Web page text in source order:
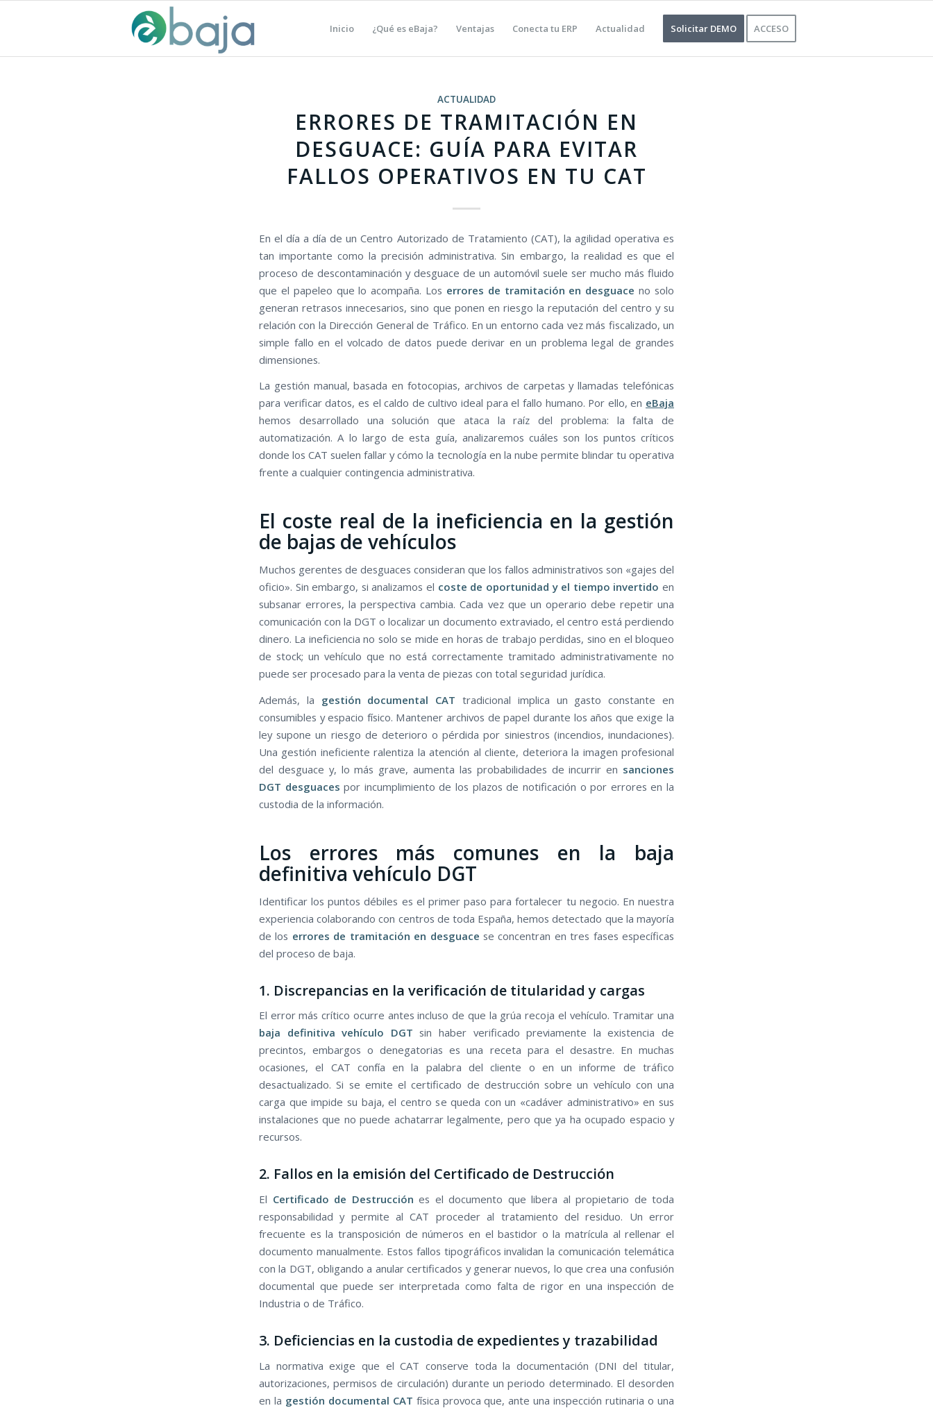
Inicio ¿Qué es eBaja? Ventajas Conecta tu ERP Actualidad Solicitar DEMO ACCESO
ACTUALIDAD
ERRORES DE TRAMITACIÓN EN
DESGUACE: GUÍA PARA EVITAR
FALLOS OPERATIVOS EN TU CAT
En el día a día de un Centro Autorizado de Tratamiento (CAT), la agilidad operativa es
tan importante como la precisión administrativa. Sin embargo, la realidad es que el
proceso de descontaminación y desguace de un automóvil suele ser mucho más fluido
que el papeleo que lo acompaña. Los errores de tramitación en desguace no solo
generan retrasos innecesarios, sino que ponen en riesgo la reputación del centro y su
relación con la Dirección General de Tráfico. En un entorno cada vez más fiscalizado, un
simple fallo en el volcado de datos puede derivar en un problema legal de grandes
dimensiones.
La gestión manual, basada en fotocopias, archivos de carpetas y llamadas telefónicas
para verificar datos, es el caldo de cultivo ideal para el fallo humano. Por ello, en eBaja
hemos desarrollado una solución que ataca la raíz del problema: la falta de
automatización. A lo largo de esta guía, analizaremos cuáles son los puntos críticos
donde los CAT suelen fallar y cómo la tecnología en la nube permite blindar tu operativa
frente a cualquier contingencia administrativa.
El coste real de la ineficiencia en la gestión
de bajas de vehículos
Muchos gerentes de desguaces consideran que los fallos administrativos son «gajes del
oficio». Sin embargo, si analizamos el coste de oportunidad y el tiempo invertido en
subsanar errores, la perspectiva cambia. Cada vez que un operario debe repetir una
comunicación con la DGT o localizar un documento extraviado, el centro está perdiendo
dinero. La ineficiencia no solo se mide en horas de trabajo perdidas, sino en el bloqueo
de stock; un vehículo que no está correctamente tramitado administrativamente no
puede ser procesado para la venta de piezas con total seguridad jurídica.
Además, la gestión documental CAT tradicional implica un gasto constante en
consumibles y espacio físico. Mantener archivos de papel durante los años que exige la
ley supone un riesgo de deterioro o pérdida por siniestros (incendios, inundaciones).
Una gestión ineficiente ralentiza la atención al cliente, deteriora la imagen profesional
del desguace y, lo más grave, aumenta las probabilidades de incurrir en sanciones
DGT desguaces por incumplimiento de los plazos de notificación o por errores en la
custodia de la información.
Los errores más comunes en la baja
definitiva vehículo DGT
Identificar los puntos débiles es el primer paso para fortalecer tu negocio. En nuestra
experiencia colaborando con centros de toda España, hemos detectado que la mayoría
de los errores de tramitación en desguace se concentran en tres fases específicas
del proceso de baja.
1. Discrepancias en la verificación de titularidad y cargas
El error más crítico ocurre antes incluso de que la grúa recoja el vehículo. Tramitar una
baja definitiva vehículo DGT sin haber verificado previamente la existencia de
precintos, embargos o denegatorias es una receta para el desastre. En muchas
ocasiones, el CAT confía en la palabra del cliente o en un informe de tráfico
desactualizado. Si se emite el certificado de destrucción sobre un vehículo con una
carga que impide su baja, el centro se queda con un «cadáver administrativo» en sus
instalaciones que no puede achatarrar legalmente, pero que ya ha ocupado espacio y
recursos.
2. Fallos en la emisión del Certificado de Destrucción
El Certificado de Destrucción es el documento que libera al propietario de toda
responsabilidad y permite al CAT proceder al tratamiento del residuo. Un error
frecuente es la transposición de números en el bastidor o la matrícula al rellenar el
documento manualmente. Estos fallos tipográficos invalidan la comunicación telemática
con la DGT, obligando a anular certificados y generar nuevos, lo que crea una confusión
documental que puede ser interpretada como falta de rigor en una inspección de
Industria o de Tráfico.
3. Deficiencias en la custodia de expedientes y trazabilidad
La normativa exige que el CAT conserve toda la documentación (DNI del titular,
autorizaciones, permisos de circulación) durante un periodo determinado. El desorden
en la gestión documental CAT física provoca que, ante una inspección rutinaria o una